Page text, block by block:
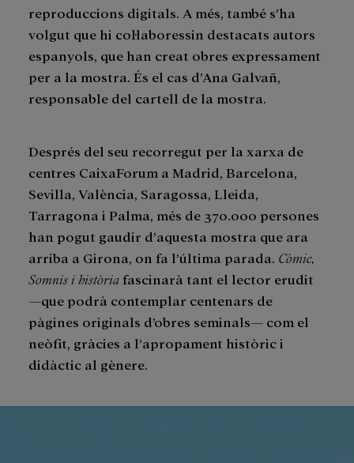
reproduccions digitals. A més, també s’ha
volgut que hi col·laboressin destacats autors
espanyols, que han creat obres expressament
per a la mostra. És el cas d’Ana Galvañ,
responsable del cartell de la mostra.
Després del seu recorregut per la xarxa de
centres CaixaForum a Madrid, Barcelona,
Sevilla, València, Saragossa, Lleida,
Tarragona i Palma, més de 370.000 persones
han pogut gaudir d’aquesta mostra que ara
arriba a Girona, on fa l’última parada. Còmic,
Somnis i història fascinarà tant el lector erudit
—que podrà contemplar centenars de
pàgines originals d’obres seminals— com el
neòfit, gràcies a l’apropament històric i
didàctic al gènere.